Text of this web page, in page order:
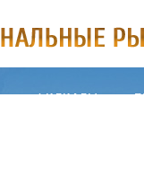
ФИЛИАЛЫ